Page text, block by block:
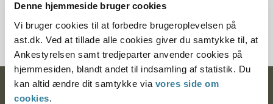
Denne hjemmeside bruger cookies
Vi bruger cookies til at forbedre brugeroplevelsen på
ast.dk. Ved at tillade alle cookies giver du samtykke til, at
Ankestyrelsen samt tredjeparter anvender cookies på
hjemmesiden, blandt andet til indsamling af statistik. Du
kan altid ændre dit samtykke via vores side om
cookies.
79-5200-3
Ankestyrelsen